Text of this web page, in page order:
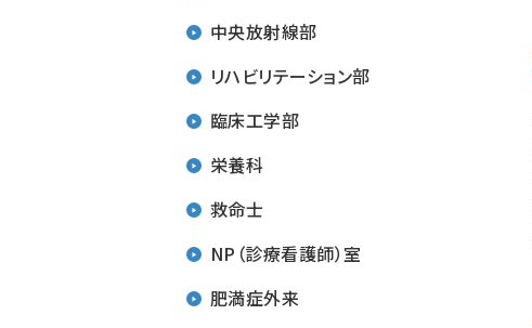
中央放射線部
リハビリテーション部
臨床工学部
栄養科
救命士
NP（診療看護師）室
肥満症外来